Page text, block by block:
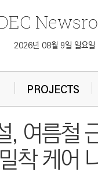
2026년 08월 9일 일요일
PROJECTS
, 여름철
착 케어